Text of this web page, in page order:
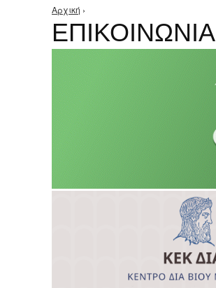
Είστε εδώ
Αρχική ›
ΕΠΙΚΟΙΝΩΝΙΑ